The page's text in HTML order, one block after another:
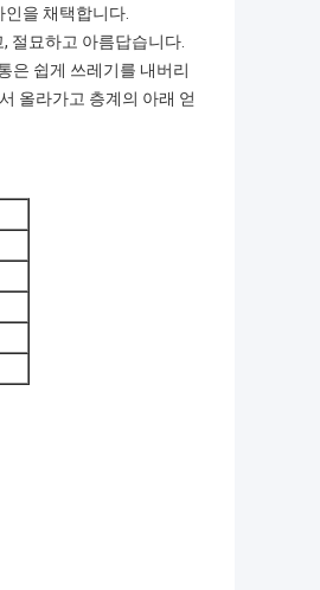
을 채택합니다.
절묘하고 아름답습니다.
은 쉽게 쓰레기를 내버리
올라가고 층계의 아래 얻